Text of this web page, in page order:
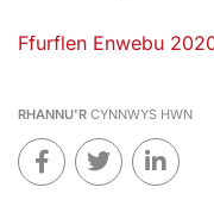
Ffurflen Enwebu
RHANNU'R CYNNWYS HWN